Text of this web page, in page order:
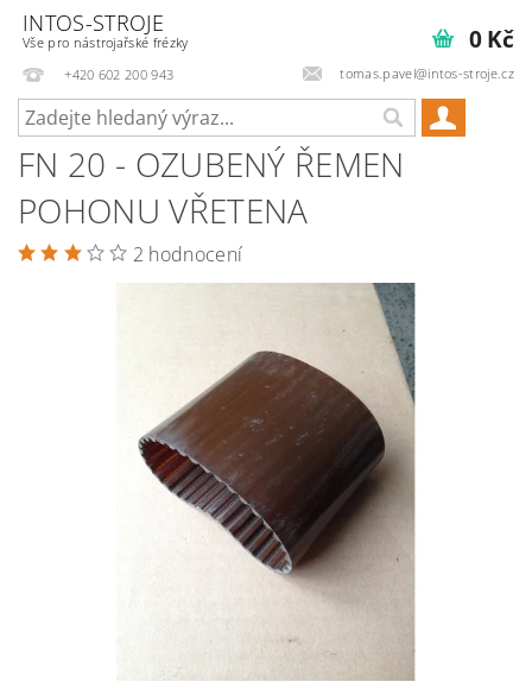
INTOS-STROJE
Vše pro nástrojařské frézky
+420 602 200 943
tomas.pavel@intos-stroje.cz
0 Kč
FN 20 - OZUBENÝ ŘEMEN
POHONU VŘETENA
2 hodnocení